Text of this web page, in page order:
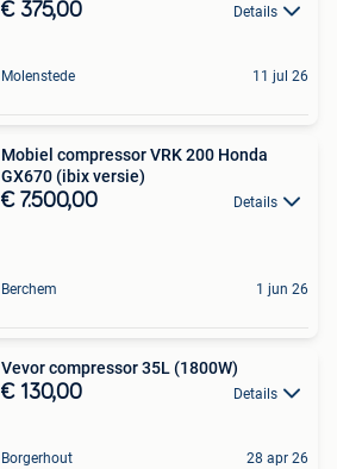
€ 375,00 Details
Molenstede 11 jul 26
Mobiel compressor VRK 200 Honda
GX670 (ibix versie)
€ 7.500,00 Details
Berchem 1 jun 26
Vevor compressor 35L (1800W)
€ 130,00 Details
Borgerhout 28 apr 26